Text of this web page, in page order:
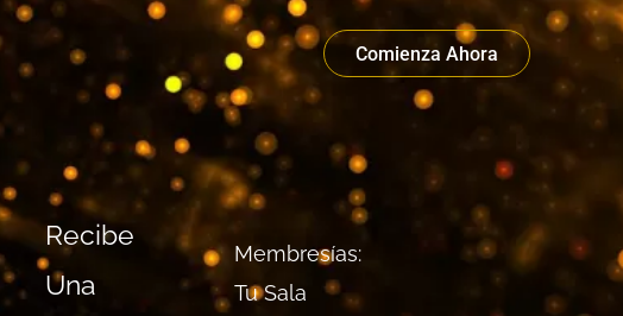
Comienza Ahora
Recibe
Una
Membresías:
Tu Sala